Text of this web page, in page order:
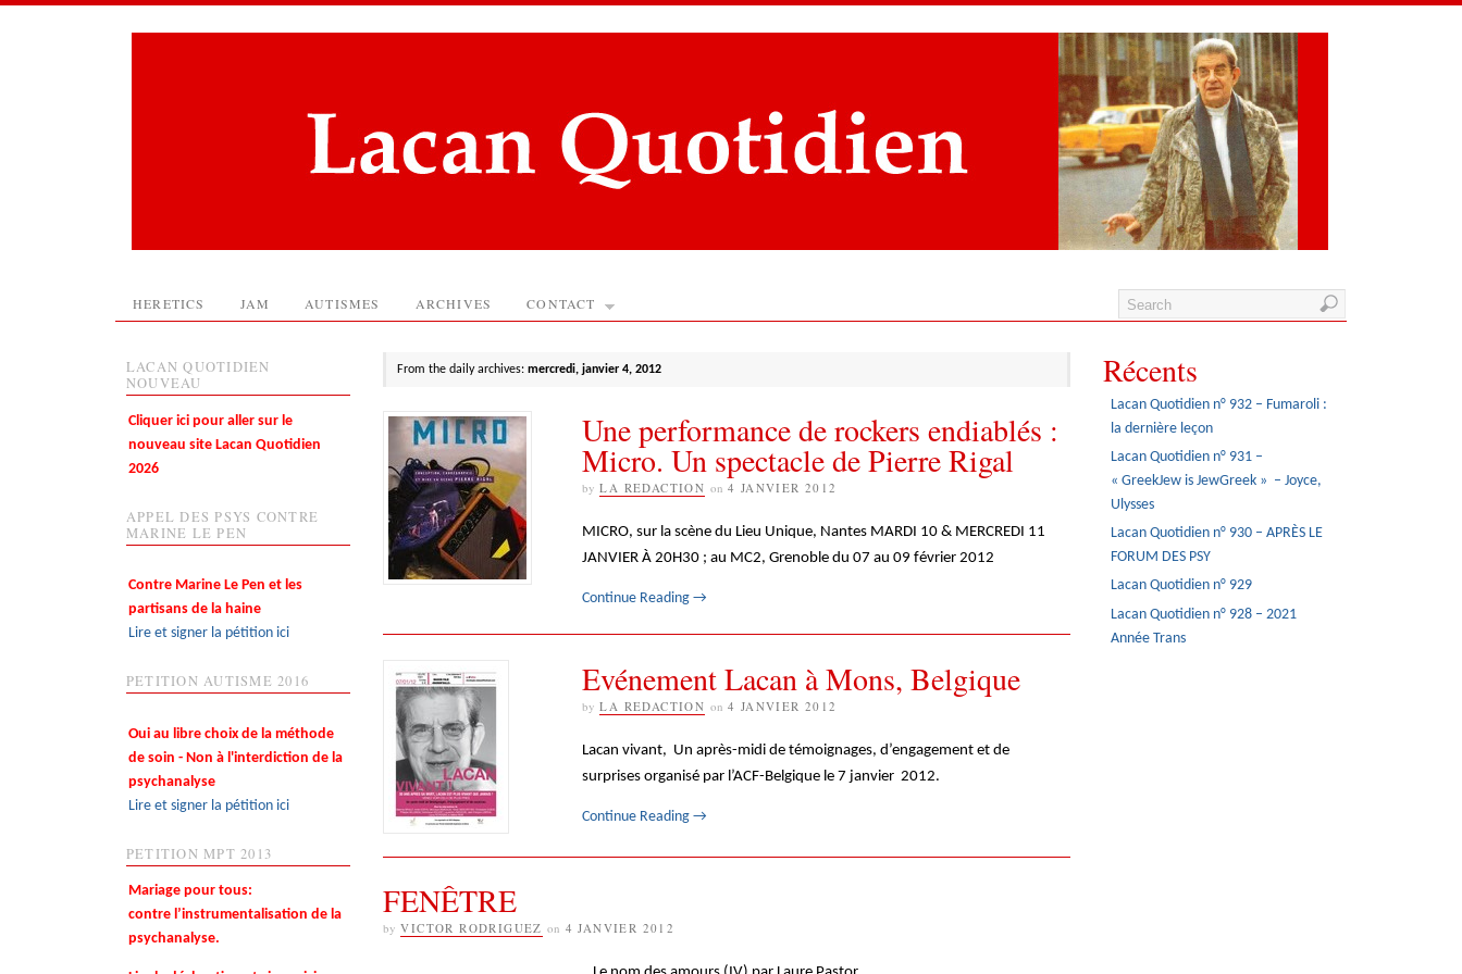
HERETICS JAM AUTISMES ARCHIVES CONTACT
From the daily archives: mercredi, janvier 4, 2012
Une performance de rockers endiablés :
Micro. Un spectacle de Pierre Rigal
by LA REDACTION on 4 JANVIER 2012
MICRO, sur la scène du Lieu Unique, Nantes MARDI 10 & MERCREDI 11
JANVIER À 20H30 ; au MC2, Grenoble du 07 au 09 février 2012
Continue Reading →
Evénement Lacan à Mons, Belgique
by LA REDACTION on 4 JANVIER 2012
Lacan vivant, Un après-midi de témoignages, d’engagement et de
surprises organisé par l’ACF-Belgique le 7 janvier 2012.
Continue Reading →
FENÊTRE
by VICTOR RODRIGUEZ on 4 JANVIER 2012
LACAN QUOTIDIEN
NOUVEAU
Cliquer ici pour aller sur le
nouveau site Lacan Quotidien
2026
APPEL DES PSYS CONTRE
MARINE LE PEN
Contre Marine Le Pen et les
partisans de la haine
Lire et signer la pétition ici
PETITION AUTISME 2016
Oui au libre choix de la méthode
de soin - Non à l'interdiction de la
psychanalyse
Lire et signer la pétition ici
PETITION MPT 2013
Mariage pour tous:
contre l’instrumentalisation de la
psychanalyse.
Récents
Lacan Quotidien n° 932 – Fumaroli :
la dernière leçon
Lacan Quotidien n° 931 –
« GreekJew is JewGreek » – Joyce,
Ulysses
Lacan Quotidien n° 930 – APRÈS LE
FORUM DES PSY
Lacan Quotidien n° 929
Lacan Quotidien n° 928 – 2021
Année Trans